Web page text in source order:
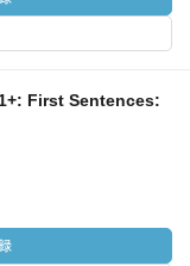
First Sentences: